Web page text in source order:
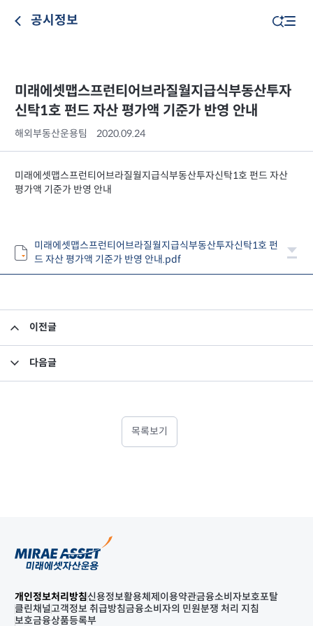
공시정보
미래에셋맵스프런티어브라질월지급식부동산투자
신탁1호 펀드 자산 평가액 기준가 반영 안내
해외부동산운용팀 2020.09.24
미래에셋맵스프런티어브라질월지급식부동산투자신탁1호 펀드 자산
평가액 기준가 반영 안내
미래에셋맵스프런티어브라질월지급식부동산투자신탁1호 펀
드 자산 평가액 기준가 반영 안내.pdf
이전글
다음글
목록보기
개인정보처리방침신용정보활용체제 이용약관금융소비자보호포탈
클린채널고객정보 취급방침금융소비자의 민원분쟁 처리 지침
보호금융상품등록부